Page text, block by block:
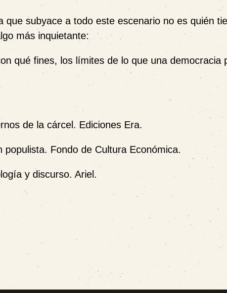
que subyace a todo este escenario no es quién
más inquietante:
qué fines, los límites de lo que una democracia
de la cárcel. Ediciones Era.
Fondo de Cultura Económica.
y discurso. Ariel.